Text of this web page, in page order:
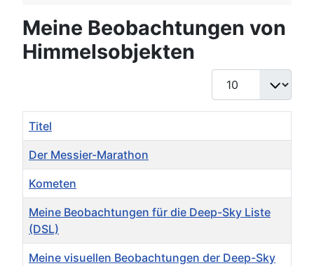
Meine Beobachtungen von
Himmelsobjekten
Anzeige #
Titel
Der Messier-Marathon
Kometen
Meine Beobachtungen für die Deep-Sky Liste
(DSL)
Meine visuellen Beobachtungen der Deep-Sky